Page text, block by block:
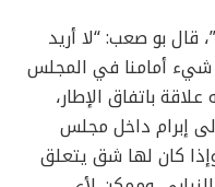
قال بو صعب: “لا أريد
شيء أمامنا في المجلس
باتفاق الإطار،
إبرام داخل مجلس
كان لها شق يتعلق